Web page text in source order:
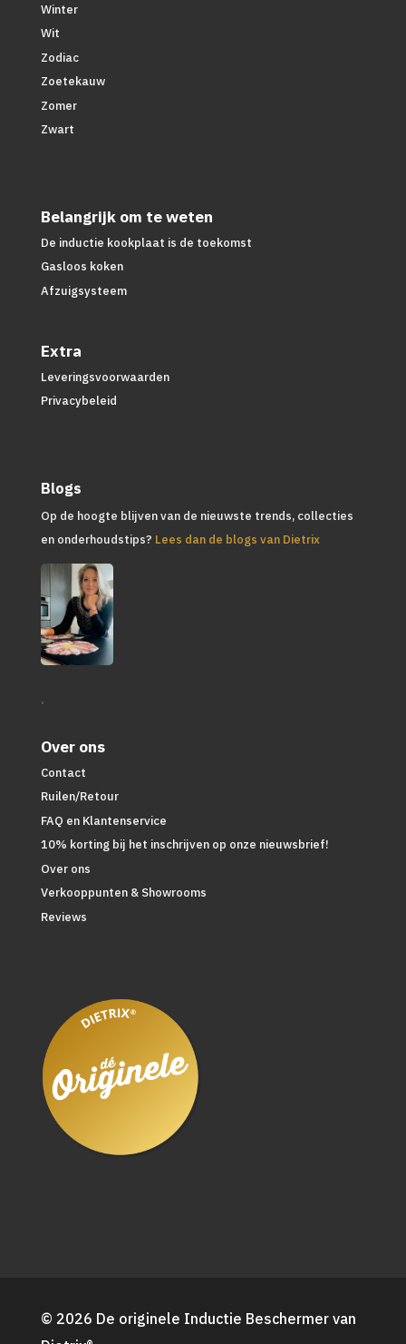
Winter
Wit
Zodiac
Zoetekauw
Zomer
Zwart
Belangrijk om te weten
De inductie kookplaat is de toekomst
Gasloos koken
Afzuigsysteem
Extra
Leveringsvoorwaarden
Privacybeleid
Blogs
Op de hoogte blijven van de nieuwste trends, collecties
en onderhoudstips? Lees dan de blogs van Dietrix
.
Over ons
Contact
Ruilen/Retour
FAQ en Klantenservice
10% korting bij het inschrijven op onze nieuwsbrief!
Over ons
Verkooppunten & Showrooms
Reviews
© 2026 De originele Inductie Beschermer van